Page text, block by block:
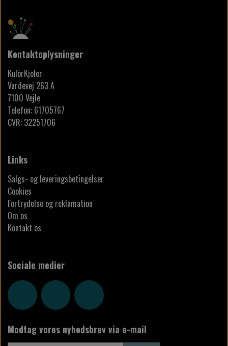
Kontaktoplysninger
KulörKjoler
Vardevej 263 A
7100 Vejle
Telefon: 61705767
CVR: 32251706
Links
Salgs- og leveringsbetingelser
Cookies
Fortrydelse og reklamation
Om os
Kontakt os
Sociale medier
Modtag vores nyhedsbrev via e-mail